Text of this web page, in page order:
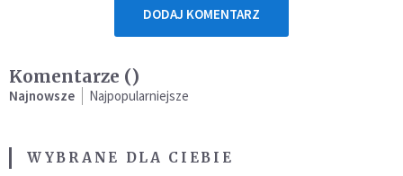
DODAJ KOMENTARZ
Komentarze ()
Najnowsze Najpopularniejsze
WYBRANE DLA CIEBIE